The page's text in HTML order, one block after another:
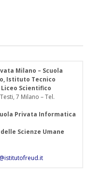
Milano – Scuola
Istituto Tecnico
Scientifico
7 Milano – Tel.
Privata Informatica
Scienze Umane